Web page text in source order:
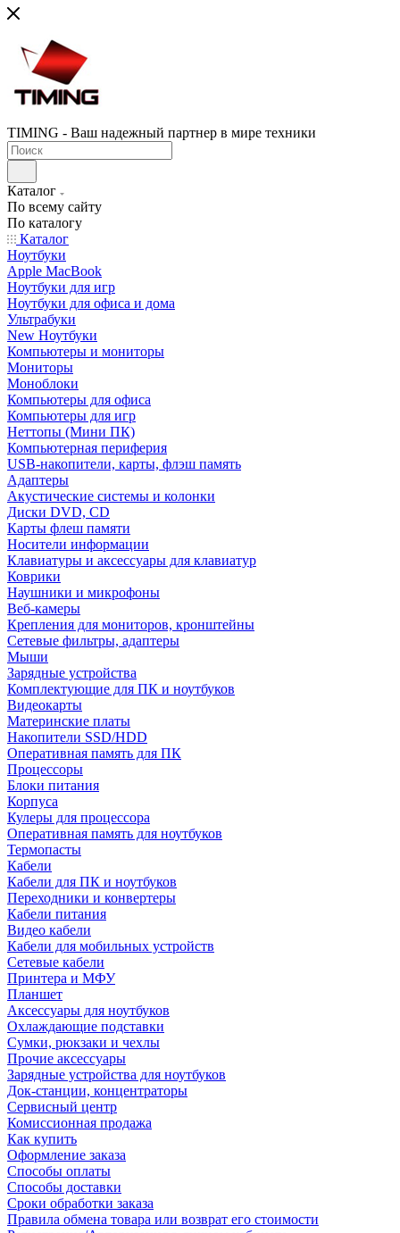
TIMING - Ваш надежный партнер в мире техники
Каталог
По всему сайту
По каталогу
Каталог
Ноутбуки
Apple MacBook
Ноутбуки для игр
Ноутбуки для офиса и дома
Ультрабуки
New Ноутбуки
Компьютеры и мониторы
Мониторы
Моноблоки
Компьютеры для офиса
Компьютеры для игр
Неттопы (Мини ПК)
Компьютерная периферия
USB-накопители, карты, флэш память
Адаптеры
Акустические системы и колонки
Диски DVD, CD
Карты флеш памяти
Носители информации
Клавиатуры и аксессуары для клавиатур
Коврики
Наушники и микрофоны
Веб-камеры
Крепления для мониторов, кронштейны
Сетевые фильтры, адаптеры
Мыши
Зарядные устройства
Комплектующие для ПК и ноутбуков
Видеокарты
Материнские платы
Накопители SSD/HDD
Оперативная память для ПК
Процессоры
Блоки питания
Корпуса
Кулеры для процессора
Оперативная память для ноутбуков
Термопасты
Кабели
Кабели для ПК и ноутбуков
Переходники и конвертеры
Кабели питания
Видео кабели
Кабели для мобильных устройств
Сетевые кабели
Принтера и МФУ
Планшет
Аксессуары для ноутбуков
Охлаждающие подставки
Сумки, рюкзаки и чехлы
Прочие аксессуары
Зарядные устройства для ноутбуков
Док-станции, концентраторы
Сервисный центр
Комиссионная продажа
Как купить
Оформление заказа
Способы оплаты
Способы доставки
Сроки обработки заказа
Правила обмена товара или возврат его стоимости